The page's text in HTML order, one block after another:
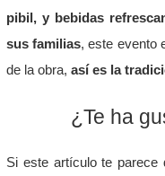
pibil, y bebidas
sus familias, este evento
de la obra, así es la
¿Te ha
Si este artículo te parece